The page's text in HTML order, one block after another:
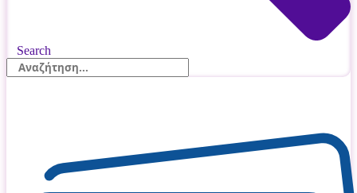
Search